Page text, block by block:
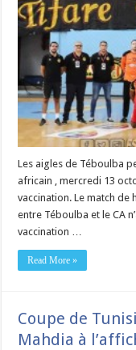
Les aigles de Téboulba
africain , mercredi 13
vaccination. Le match de
entre Téboulba et le CA
vaccination …
Read More »
Coupe de
Mahdia à